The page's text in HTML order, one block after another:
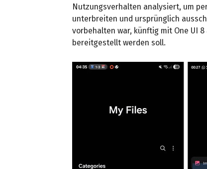
Nutzungsverhalten analysiert, um
unterbreiten und ursprünglich
vorbehalten war, künftig mit One UI
bereitgestellt werden soll.